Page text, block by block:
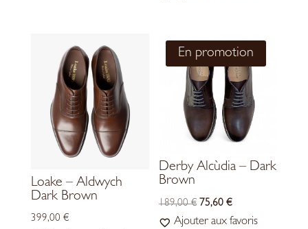
Loake – Aldwych
Dark Brown
399,00 €
En promotion
Derby Alcùdia – Dark
Brown
189,00€ LE
PRIX
75,60€LE
PRIX
Ajouter aux favoris